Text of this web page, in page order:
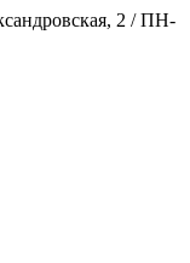
2 / ПН-